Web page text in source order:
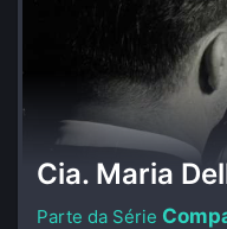
Cia. Maria